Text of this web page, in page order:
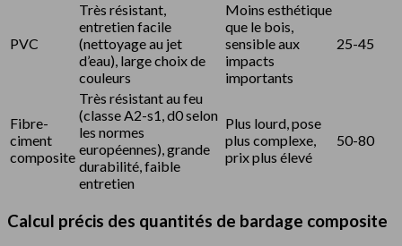
PVC
Très résistant,
entretien facile
(nettoyage au jet
d’eau), large choix de
couleurs
Moins esthétique
que le bois,
sensible aux
impacts
importants
25-45
Fibre-
ciment
composite
Très résistant au feu
(classe A2-s1, d0 selon
les normes
européennes), grande
durabilité, faible
entretien
Plus lourd, pose
plus complexe,
prix plus élevé
50-80
Calcul précis des quantités de bardage composite